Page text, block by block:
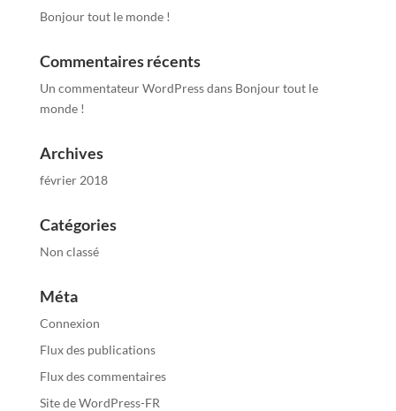
Bonjour tout le monde !
Commentaires récents
Un commentateur WordPressdans Bonjour tout le
monde !
Archives
février 2018
Catégories
Non classé
Méta
Connexion
Flux des publications
Flux des commentaires
Site de WordPress-FR